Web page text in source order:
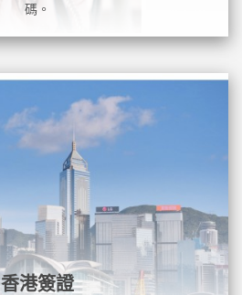
碼。
香港簽證